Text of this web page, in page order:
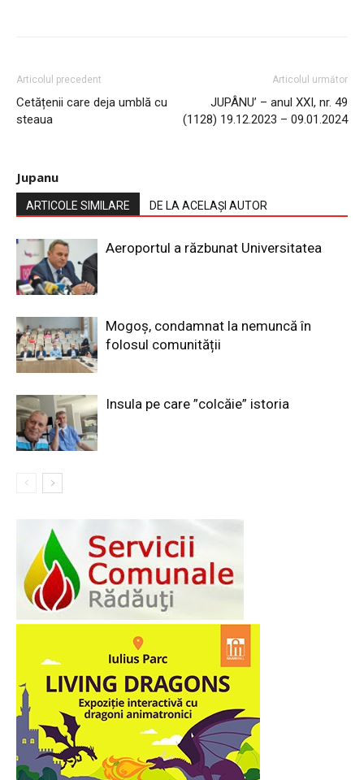
Articolul precedent
Cetățenii care deja umblă cu
steaua
Articolul următor
JUPÂNU’ – anul XXI, nr. 49
(1128) 19.12.2023 – 09.01.2024
Jupanu
ARTICOLE SIMILARE DE LA ACELAȘI AUTOR
Aeroportul a răzbunat Universitatea
Mogoș, condamnat la nemuncă în
folosul comunității
Insula pe care ”colcăie” istoria